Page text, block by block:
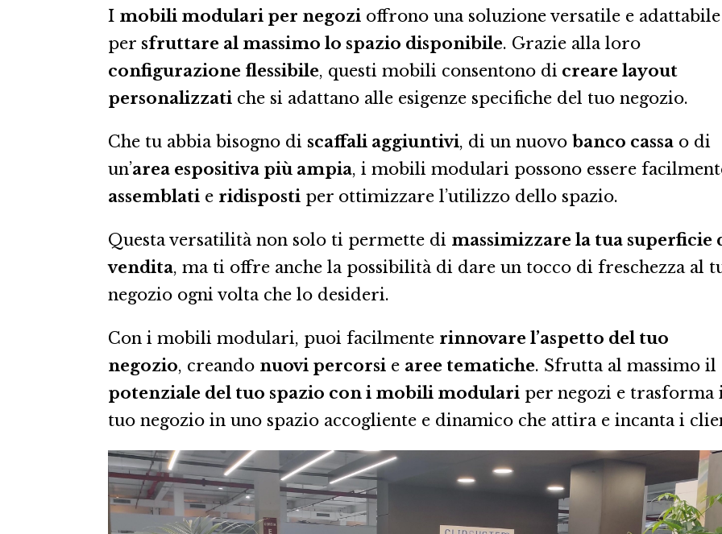
I mobili modulari per negozi offrono una soluzione versatile e adattabile
per sfruttare al massimo lo spazio disponibile. Grazie alla loro
configurazione flessibile, questi mobili consentono di creare layout
personalizzati che si adattano alle esigenze specifiche del tuo negozio.
Che tu abbia bisogno di scaffali aggiuntivi, di un nuovobanco cassa o di
un’area espositiva più ampia, i mobili modulari possono essere
assemblati e ridisposti per ottimizzare l’utilizzo dello spazio.
Questa versatilità non solo ti permette di massimizzare la tua superficie
vendita, ma ti offre anche la possibilità di dare un tocco di freschezza al
negozio ogni volta che lo desideri.
Con i mobili modulari, puoi facilmente rinnovare l’aspetto del tuo
negozio, creando nuovi percorsi e aree tematiche. Sfrutta al massimo il
potenziale del tuo spazio con i mobili modulari per negozi e trasforma
tuo negozio in uno spazio accogliente e dinamico che attira e incanta i